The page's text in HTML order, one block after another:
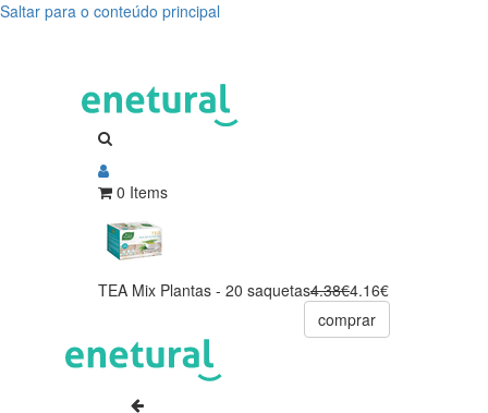
Saltar para o conteúdo principal
0 Items
TEA Mix Plantas - 20 saquetas4.38€4.16€
comprar